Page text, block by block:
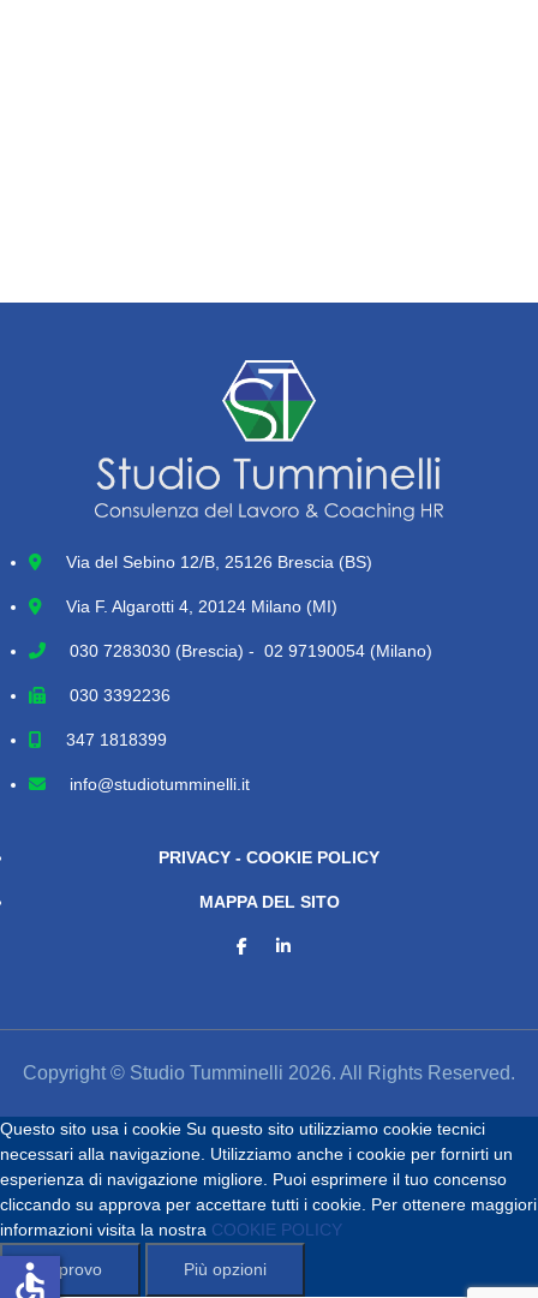
Via del Sebino 12/B, 25126 Brescia (BS)
Via F. Algarotti 4, 20124 Milano (MI)
030 7283030 (Brescia) - 02 97190054 (Milano)
030 3392236
347 1818399
info@studiotumminelli.it
PRIVACY - COOKIE POLICY
MAPPA DEL SITO
Copyright © Studio Tumminelli 2026. All Rights Reserved.
Questo sito usa i cookie Su questo sito utilizziamo cookie tecnici
necessari alla navigazione. Utilizziamo anche i cookie per fornirti un
esperienza di navigazione migliore. Puoi esprimere il tuo concenso
cliccando su approva per accettare tutti i cookie. Per ottenere maggiori
informazioni visita la nostra COOKIE POLICY
Approvo Più opzioni
accessible